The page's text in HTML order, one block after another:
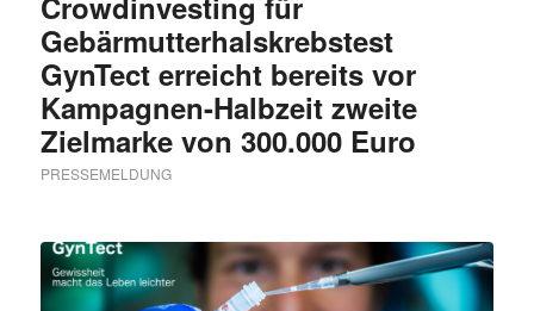
Gebärmutterhalskrebstest
GynTect erreicht bereits vor
Kampagnen-Halbzeit zweite
Zielmarke von 300.000 Euro
PRESSEMELDUNG